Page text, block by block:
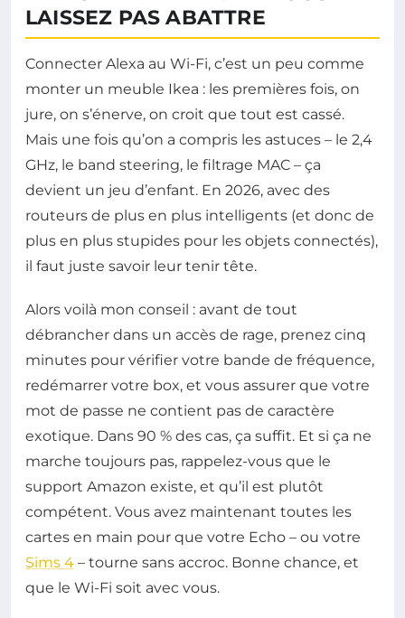
LAISSEZ PAS ABATTRE
Connecter Alexa au Wi-Fi, c’est un peu comme
monter un meuble Ikea : les premières fois, on
jure, on s’énerve, on croit que tout est cassé.
Mais une fois qu’on a compris les astuces – le 2,4
GHz, le band steering, le filtrage MAC – ça
devient un jeu d’enfant. En 2026, avec des
routeurs de plus en plus intelligents (et donc de
plus en plus stupides pour les objets connectés),
il faut juste savoir leur tenir tête.
Alors voilà mon conseil : avant de tout
débrancher dans un accès de rage, prenez cinq
minutes pour vérifier votre bande de fréquence,
redémarrer votre box, et vous assurer que votre
mot de passe ne contient pas de caractère
exotique. Dans 90 % des cas, ça suffit. Et si ça ne
marche toujours pas, rappelez-vous que le
support Amazon existe, et qu’il est plutôt
compétent. Vous avez maintenant toutes les
cartes en main pour que votre Echo – ou votre
Sims 4 – tourne sans accroc. Bonne chance, et
que le Wi-Fi soit avec vous.